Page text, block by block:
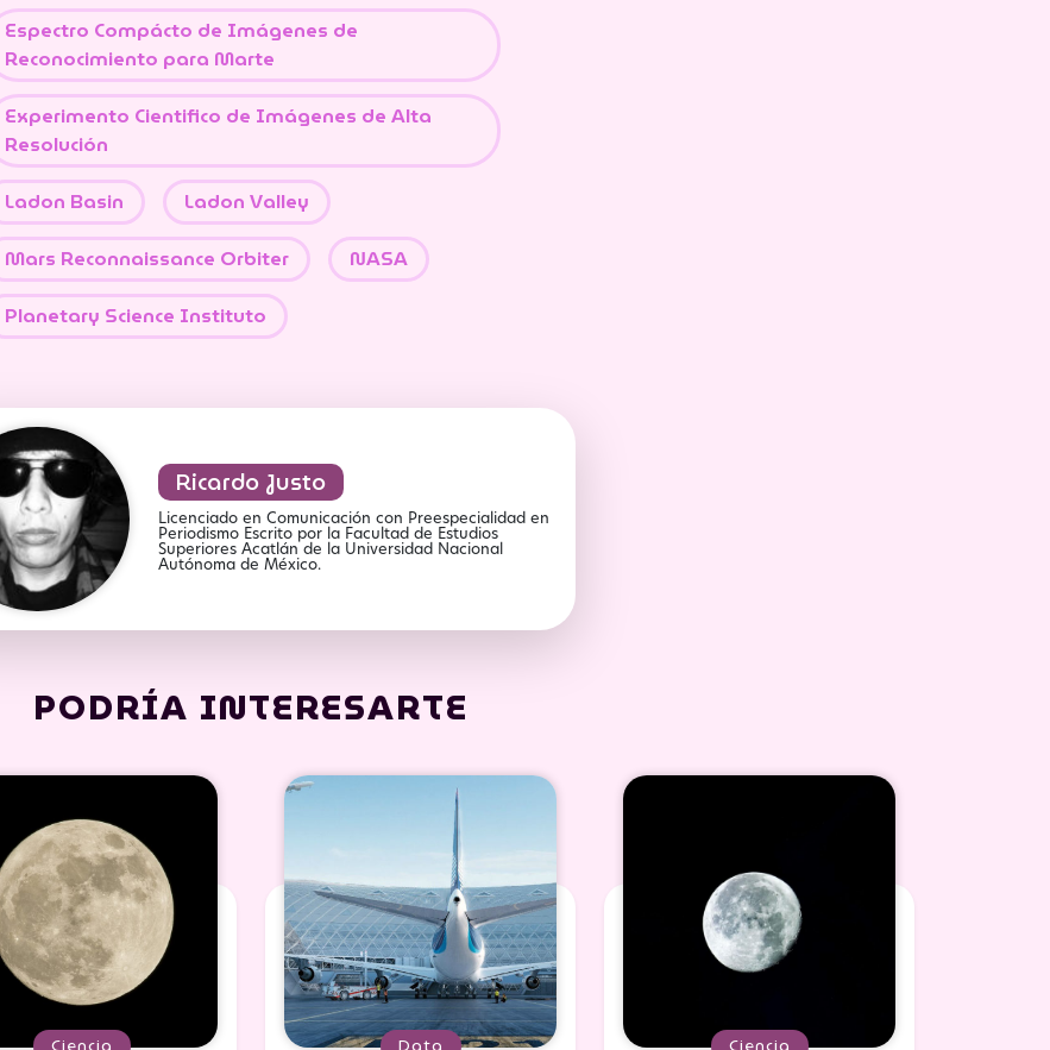
Espectro Compácto de Imágenes de
Reconocimiento para Marte
Experimento Cientifico de Imágenes de Alta
Resolución
Ladon Basin
Ladon Valley
Mars Reconnaissance Orbiter
NASA
Planetary Science Instituto
Ricardo Justo
Licenciado en Comunicación con Preespecialidad en
Periodismo Escrito por la Facultad de Estudios
Superiores Acatlán de la Universidad Nacional
Autónoma de México.
PODRÍA INTERESARTE